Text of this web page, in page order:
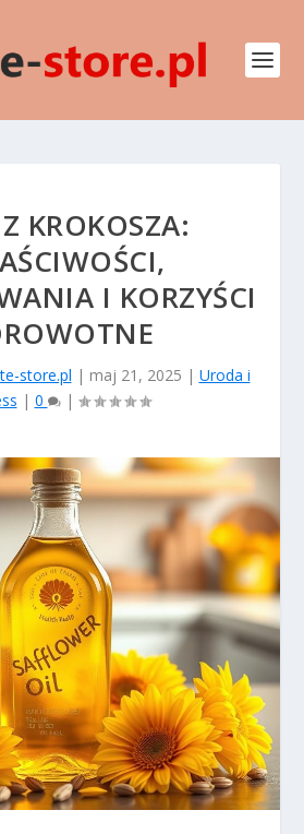
KROKOSZA:
I KORZYŚCI
store.pl | maj 21, 2025 | Uroda i
| 0 |